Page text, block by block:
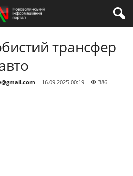
трансфер
- 16.09.2025 00:19
386